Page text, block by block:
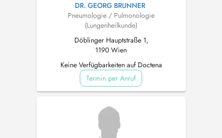
DR. GEORG BRUNNER
Pneumologie / Pulmonologie
(Lungenheilkunde)
Döblinger Hauptstraße 1,
1190 Wien
Keine Verfügbarkeiten auf Doctena
Termin per Anruf